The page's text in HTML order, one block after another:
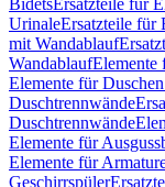
BidetsErsatzteile für
UrinaleErsatzteile für
mit Wandablauf
WandablaufElemente
Elemente für
Duschtrennwände
Duschtrennwände
Elemente für
Elemente für
Geschirrspüler